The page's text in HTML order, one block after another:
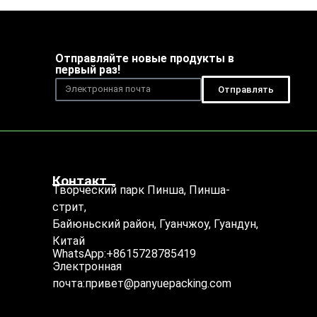
Отправляйте новые продукты в
первый раз!
Отправлять
Контакт
Творческий парк Пинша, Пинша-
стрит,
Байюньский район, Гуанчжоу, Гуандун,
Китай
WhatsApp:+8615728785419
Электронная
почта:привет@panyuepacking.com